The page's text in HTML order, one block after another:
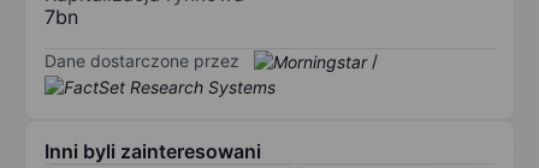
7bn
Dane dostarczone przez /
Inni byli zainteresowani